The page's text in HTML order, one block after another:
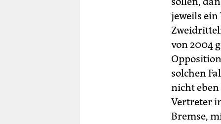
jeweils ein
von 2004
solchen
nicht eben
Vertreter
Bremse,